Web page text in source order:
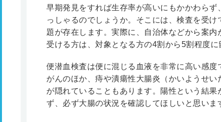
早期発見をすれば生存率が高いにもかかわら
っしゃるのでしょうか。そこには、検査を受
題が存在します。実際に、自治体などから案
受ける方は、対象となる方の4割から5割程度
便潜血検査は便に混じる血液を非常に高い感
がんのほか、痔や潰瘍性大腸炎（かいようせ
が隠れていることもあります。陽性という結
ず、必ず大腸の状況を確認してほしいと思いま